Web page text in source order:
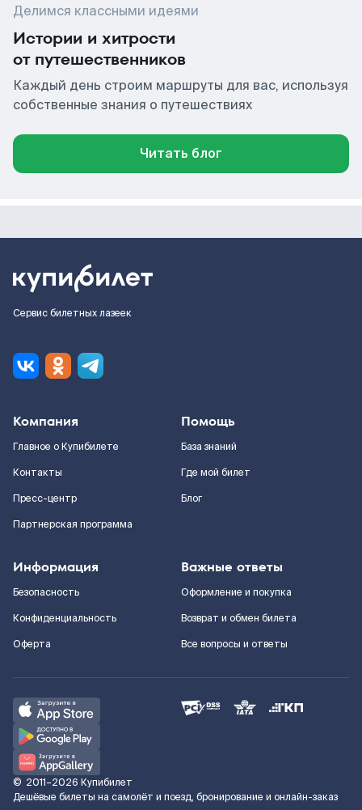
Делимся классными идеями
Истории и хитрости
от путешественников
Каждый день строим маршруты для вас, используя
собственные знания о путешествиях
Читать блог
Сервис билетных лазеек
Компания
Главное о Купибилете
Контакты
Пресс-центр
Партнерская программа
Помощь
База знаний
Где мой билет
Блог
Информация
Безопасность
Конфиденциальность
Оферта
Важные ответы
Оформление и покупка
Возврат и обмен билета
Все вопросы и ответы
© 2011–2026 Купибилет
Дешёвые билеты на самолёт и поезд, бронирование и онлайн-заказ